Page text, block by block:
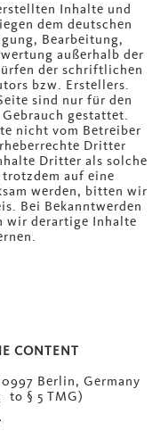
Inhalte und
dem deutschen
Bearbeitung,
außerhalb der
der schriftlichen
bzw. Erstellers.
sind nur für den
gestattet.
nicht vom Betreiber
Dritter
Dritter als solche
auf eine
werden, bitten wir
Bei Bekanntwerden
wir derartige Inhalte
CONTENT
Berlin, Germany
to § 5 TMG)